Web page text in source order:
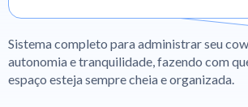
Sistema completo para administrar seu
autonomia e tranquilidade, fazendo com
espaço esteja sempre cheia e organizada.